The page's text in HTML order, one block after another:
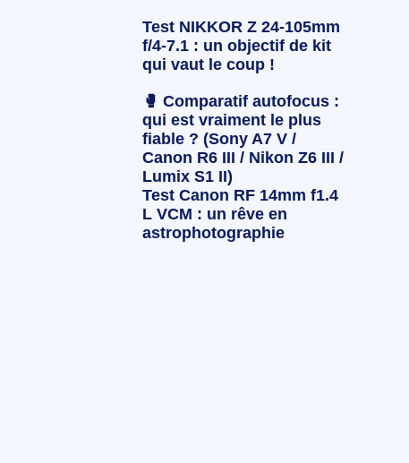
Test NIKKOR Z 24-105mm
f/4-7.1 : un objectif de kit
qui vaut le coup !
🥊 Comparatif autofocus :
qui est vraiment le plus
fiable ? (Sony A7 V /
Canon R6 III / Nikon Z6 III /
Lumix S1 II)
Test Canon RF 14mm f1.4
L VCM : un rêve en
astrophotographie